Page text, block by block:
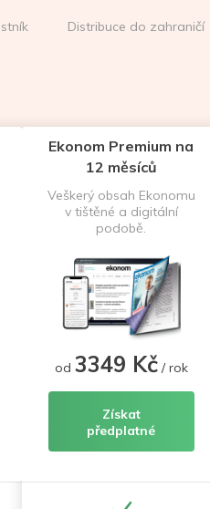
Distribuce do zahraničí
Ekonom Premium na
12 měsíců
Veškerý obsah Ekonomu
v tištěné a digitální
podobě.
od 3349 Kč/ rok
Získat
předplatné